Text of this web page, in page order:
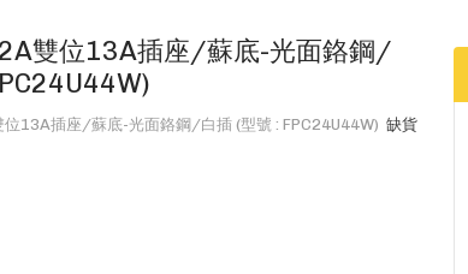
雙位13A插座/蘇底-光面鉻鋼/
缺貨
位13A插座/蘇底-光面鉻鋼/白插 (型號 : FPC24U44W)